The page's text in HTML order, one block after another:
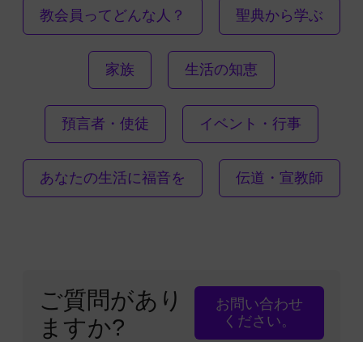
教会員ってどんな人？ 聖典から学ぶ
家族 生活の知恵
預言者・使徒 イベント・行事
あなたの生活に福音を 伝道・宣教師
ご質問があり
ますか?
お問い合わせ
ください。